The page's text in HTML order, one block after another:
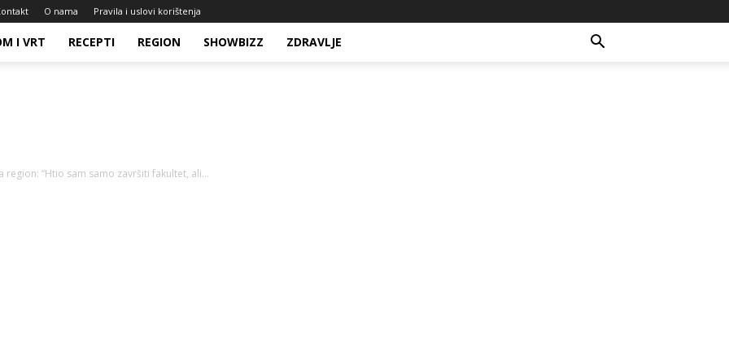
O nama Pravila i uslovi korištenja
I VRT RECEPTI REGION SHOWBIZZ ZDRAVLJE
“Htio sam samo završiti fakultet, ali...